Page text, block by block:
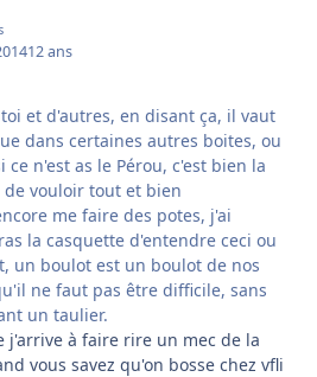
12 ans
et d'autres, en disant ça, il vaut
dans certaines autres boites, ou
ce n'est as le Pérou, c'est bien la
vouloir tout et bien
me faire des potes, j'ai
la casquette d'entendre ceci ou
un boulot est un boulot de nos
ne faut pas être difficile, sans
un taulier.
j'arrive à faire rire un mec de la
vous savez qu'on bosse chez vfli